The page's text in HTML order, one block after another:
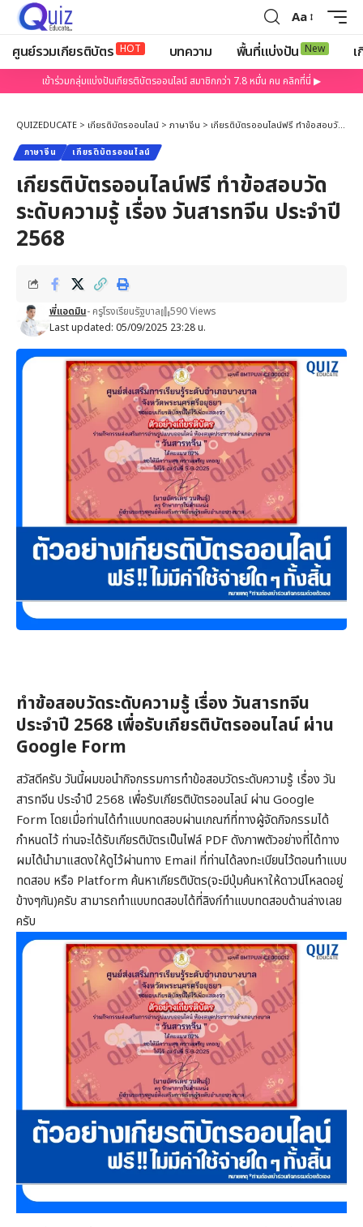
Aa
ศูนย์รวมเกียรติบัตร HOT บทความ พื้นที่แบ่งปัน New
เข้าร่วมกลุ่มแบ่งปันเกียรติบัตรออนไลน์ สมาชิกกว่า 7.8 หมื่น คน คลิกที่นี่ ▶
QUIZEDUCATE > เกียรติบัตรออนไลน์ > ภาษาจีน > เกียรติบัตรออนไลน์ฟรี ทำข้อสอบวัดระดับความรู้ เรื่อง วันสารทจีน ประจำปี 2568
ภาษาจีน เกียรติบัตรออนไลน์
เกียรติบัตรออนไลน์ฟรี ทำข้อสอบวัด
ระดับความรู้ เรื่อง วันสารทจีน ประจำปี
2568
Last updated: 05/09/2025 23:28 น.
พี่แอดมิน- ครูโรงเรียนรัฐบาล 590 Views
ทำข้อสอบวัดระดับความรู้ เรื่อง วันสารทจีน
ประจำปี 2568 เพื่อรับเกียรติบัตรออนไลน์ ผ่าน
Google Form
สวัสดีครับ วันนี้ผมขอนำกิจกรรมการทำข้อสอบวัดระดับความรู้ เรื่อง วัน
สารทจีน ประจำปี 2568 เพื่อรับเกียรติบัตรออนไลน์ ผ่าน Google
Form โดยเมื่อท่านได้ทำแบบทดสอบผ่านเกณฑ์ที่ทางผู้จัดกิจกรรมได้
กำหนดไว้ ท่านจะได้รับเกียรติบัตรเป็นไฟล์ PDF ดังภาพตัวอย่างที่ได้ทาง
ผมได้นำมาแสดงให้ดูไว้ผ่านทาง Email ที่ท่านได้ลงทะเบียนไว้ตอนทำแบบ
ทดสอบ หรือ Platform ค้นหาเกียรติบัตร(จะมีปุ่มค้นหาให้ดาวน์โหลดอยู่
ข้างๆกัน)ครับ สามารถทำแบบทดสอบได้ที่ลิงก์ทำแบบทดสอบด้านล่างเลย
ครับ